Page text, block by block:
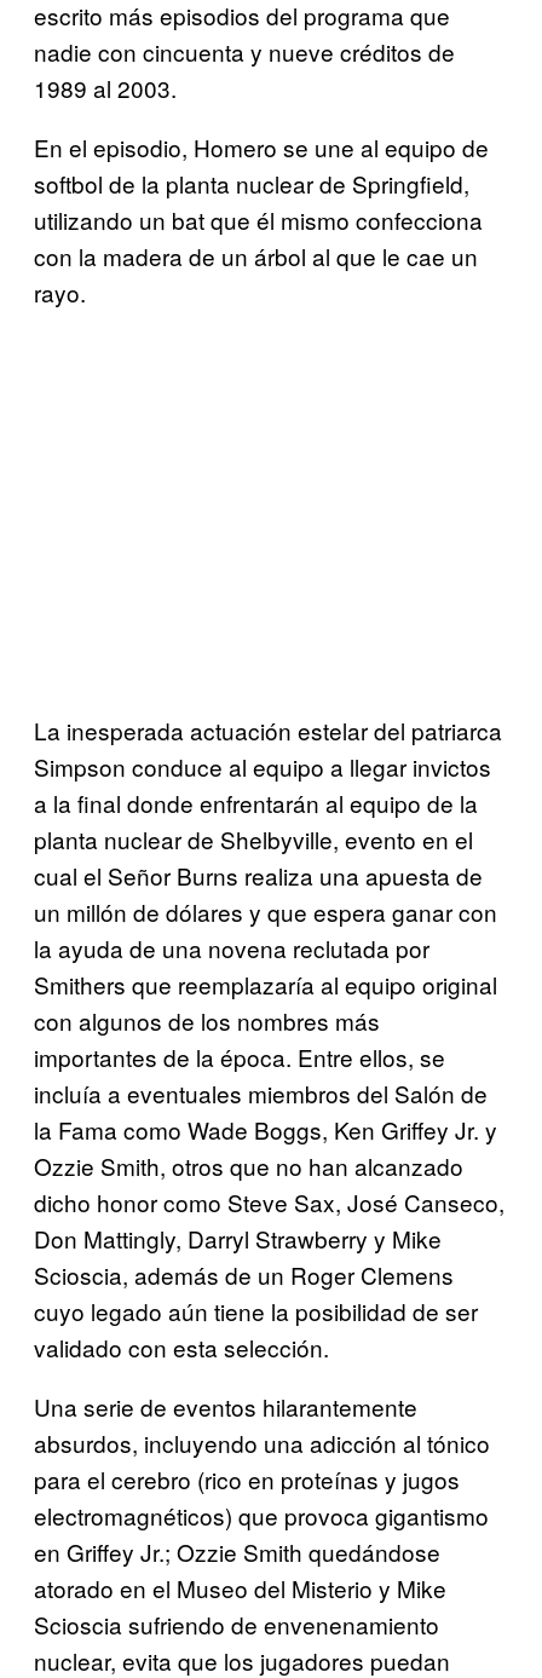
escrito más episodios del programa que
nadie con cincuenta y nueve créditos de
1989 al 2003.
En el episodio, Homero se une al equipo de
softbol de la planta nuclear de Springfield,
utilizando un bat que él mismo confecciona
con la madera de un árbol al que le cae un
rayo.
La inesperada actuación estelar del patriarca
Simpson conduce al equipo a llegar invictos
a la final donde enfrentarán al equipo de la
planta nuclear de Shelbyville, evento en el
cual el Señor Burns realiza una apuesta de
un millón de dólares y que espera ganar con
la ayuda de una novena reclutada por
Smithers que reemplazaría al equipo original
con algunos de los nombres más
importantes de la época. Entre ellos, se
incluía a eventuales miembros del Salón de
la Fama como Wade Boggs, Ken Griffey Jr. y
Ozzie Smith, otros que no han alcanzado
dicho honor como Steve Sax, José Canseco,
Don Mattingly, Darryl Strawberry y Mike
Scioscia, además de un Roger Clemens
cuyo legado aún tiene la posibilidad de ser
validado con esta selección.
Una serie de eventos hilarantemente
absurdos, incluyendo una adicción al tónico
para el cerebro (rico en proteínas y jugos
electromagnéticos) que provoca gigantismo
en Griffey Jr.; Ozzie Smith quedándose
atorado en el Museo del Misterio y Mike
Scioscia sufriendo de envenenamiento
nuclear, evita que los jugadores puedan